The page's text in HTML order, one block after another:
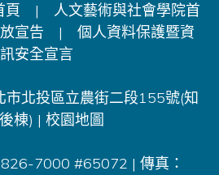
頁 | 人文藝術與社會學院首
宣告 | 個人資料保護暨資
訊安全宣言
北投區立農街二段155號(知
棟) | 校園地圖
7000 #65072 | 傳真：